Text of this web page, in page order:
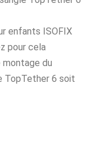
enfants ISOFIX
pour cela
du
TopTether 6 soit